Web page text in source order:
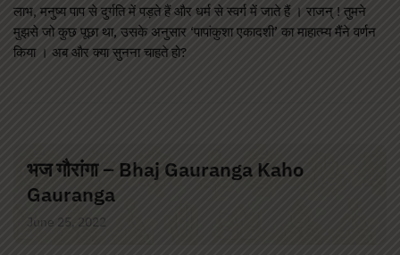
लाभ, मनुष्य पाप से दुर्गति में पड़ते हैं और धर्म से स्वर्ग में जाते हैं । राजन् ! तुमने
मुझसे जो कुछ पूछा था, उसके अनुसार ‘पापांकुशा एकादशी’ का माहात्म्य मैंने वर्णन
किया । अब और क्या सुनना चाहते हो?
भज गौरांगा – Bhaj Gauranga Kaho
Gauranga
June 25, 2022